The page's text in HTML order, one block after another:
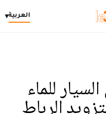
العربية▾
للماء
الرباط